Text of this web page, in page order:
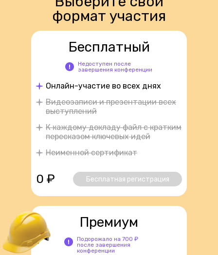
формат участия
Премиум
Подорожало на 700 ₽
после завершения
конференции
Бесплатный
Недоступен после
завершения конференции
Онлайн-участие во всех днях
Видеозаписи и презентации всех
выступлений
К каждому докладу файл с кратким
пересказом ключевых идей
Неименной сертификат
Бесплатная регистрация
0 ₽